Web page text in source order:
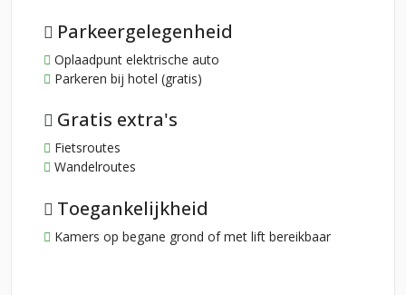
Parkeergelegenheid
Oplaadpunt elektrische auto
Parkeren bij hotel (gratis)
Gratis extra's
Fietsroutes
Wandelroutes
Toegankelijkheid
Kamers op begane grond of met lift bereikbaar